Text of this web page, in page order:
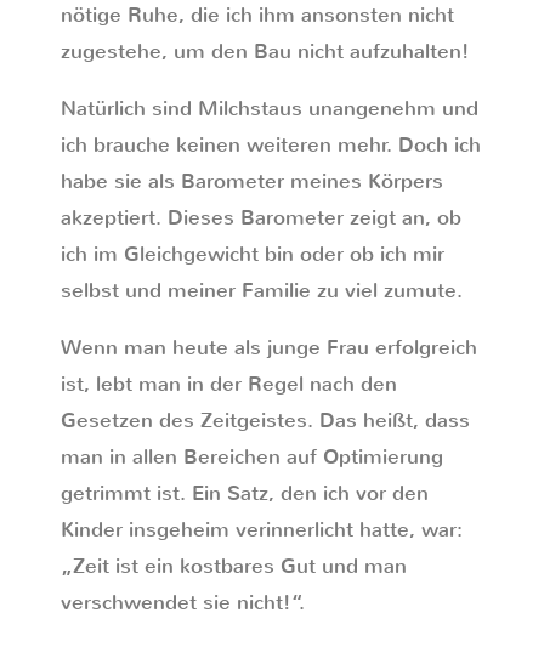
nötige Ruhe, die ich ihm ansonsten nicht
zugestehe, um den Bau nicht aufzuhalten!
Natürlich sind Milchstaus unangenehm und
ich brauche keinen weiteren mehr. Doch ich
habe sie als Barometer meines Körpers
akzeptiert. Dieses Barometer zeigt an, ob
ich im Gleichgewicht bin oder ob ich mir
selbst und meiner Familie zu viel zumute.
Wenn man heute als junge Frau erfolgreich
ist, lebt man in der Regel nach den
Gesetzen des Zeitgeistes. Das heißt, dass
man in allen Bereichen auf Optimierung
getrimmt ist. Ein Satz, den ich vor den
Kinder insgeheim verinnerlicht hatte, war:
„Zeit ist ein kostbares Gut und man
verschwendet sie nicht!“.